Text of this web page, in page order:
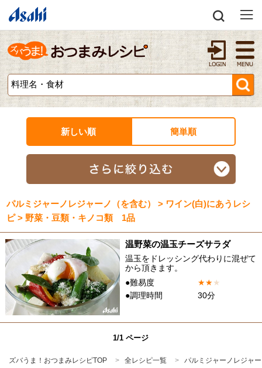
新しい順 簡単順
パルミジャーノレジャーノ（を含む） > ワイン(白)にあうレシ
ピ > 野菜・豆類・キノコ類 1品
温野菜の温玉チーズサラダ
温玉をドレッシング代わりに混ぜて
から頂きます。
●難易度
★★★
●調理時間
30分
1/1 ページ
ズバうま！おつまみレシピTOP 全レシピ一覧
パルミジャーノレジャ